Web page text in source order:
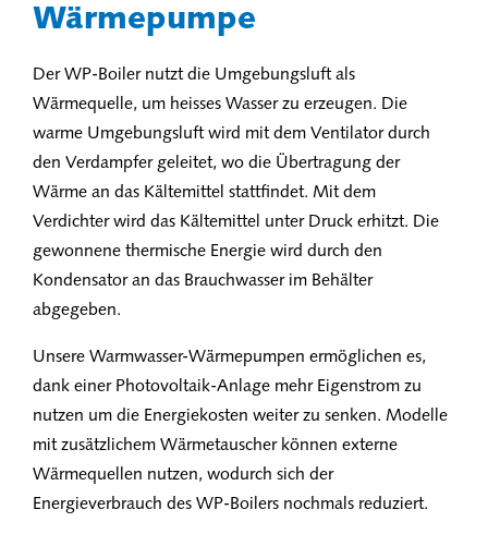
Wärmepumpe
Der WP-Boiler nutzt die Umgebungsluft als
Wärmequelle, um heisses Wasser zu erzeugen. Die
warme Umgebungsluft wird mit dem Ventilator durch
den Verdampfer geleitet, wo die Übertragung der
Wärme an das Kältemittel stattfindet. Mit dem
Verdichter wird das Kältemittel unter Druck erhitzt. Die
gewonnene thermische Energie wird durch den
Kondensator an das Brauchwasser im Behälter
abgegeben.
Unsere Warmwasser-Wärmepumpen ermöglichen es,
dank einer Photovoltaik-Anlage mehr Eigenstrom zu
nutzen um die Energiekosten weiter zu senken. Modelle
mit zusätzlichem Wärmetauscher können externe
Wärmequellen nutzen, wodurch sich der
Energieverbrauch des WP-Boilers nochmals reduziert.